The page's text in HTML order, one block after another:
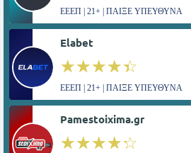
ΕΕΕΠ | 21+ | ΠΑΙΞΕ ΥΠΕΥΘΥΝΑ
Elabet
☆☆☆☆☆
★★★★★
ΕΕΕΠ | 21+ | ΠΑΙΞΕ ΥΠΕΥΘΥΝΑ
Pamestoixima.gr
☆☆☆☆☆
★★★★★